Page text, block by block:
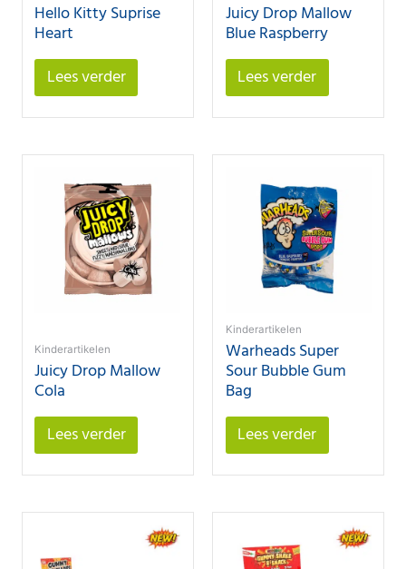
Hello Kitty Suprise
Heart
Lees verder
Juicy Drop Mallow
Blue Raspberry
Lees verder
Kinderartikelen
Juicy Drop Mallow
Cola
Lees verder
Kinderartikelen
Warheads Super
Sour Bubble Gum
Bag
Lees verder